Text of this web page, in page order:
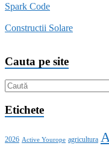
Spark Code
Constructii Solare
Cauta pe site
Etichete
2026 Active Yourope agricultura